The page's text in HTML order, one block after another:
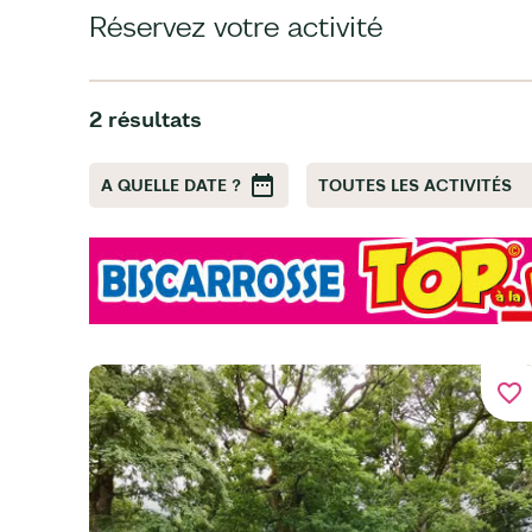
Réservez votre activité
2 résultats
A QUELLE DATE ? TOUTES LES ACTIVITÉS
favorite_border